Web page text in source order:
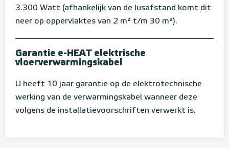
3.300 Watt (afhankelijk van de lusafstand komt dit
neer op oppervlaktes van 2 m² t/m 30 m²).
Garantie e-HEAT elektrische
vloerverwarmingskabel
U heeft 10 jaar garantie op de elektrotechnische
werking van de verwarmingskabel wanneer deze
volgens de installatievoorschriften verwerkt is.